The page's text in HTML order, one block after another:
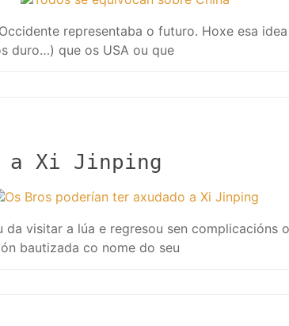
representaba o futuro. Hoxe esa
duro…) que os USA ou que
a Xi Jinping
visitar a lúa e regresou sen complicacións
bautizada co nome do seu